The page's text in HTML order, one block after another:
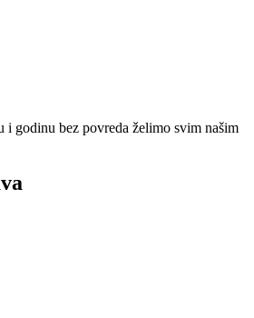
i godinu bez povreda želimo svim našim